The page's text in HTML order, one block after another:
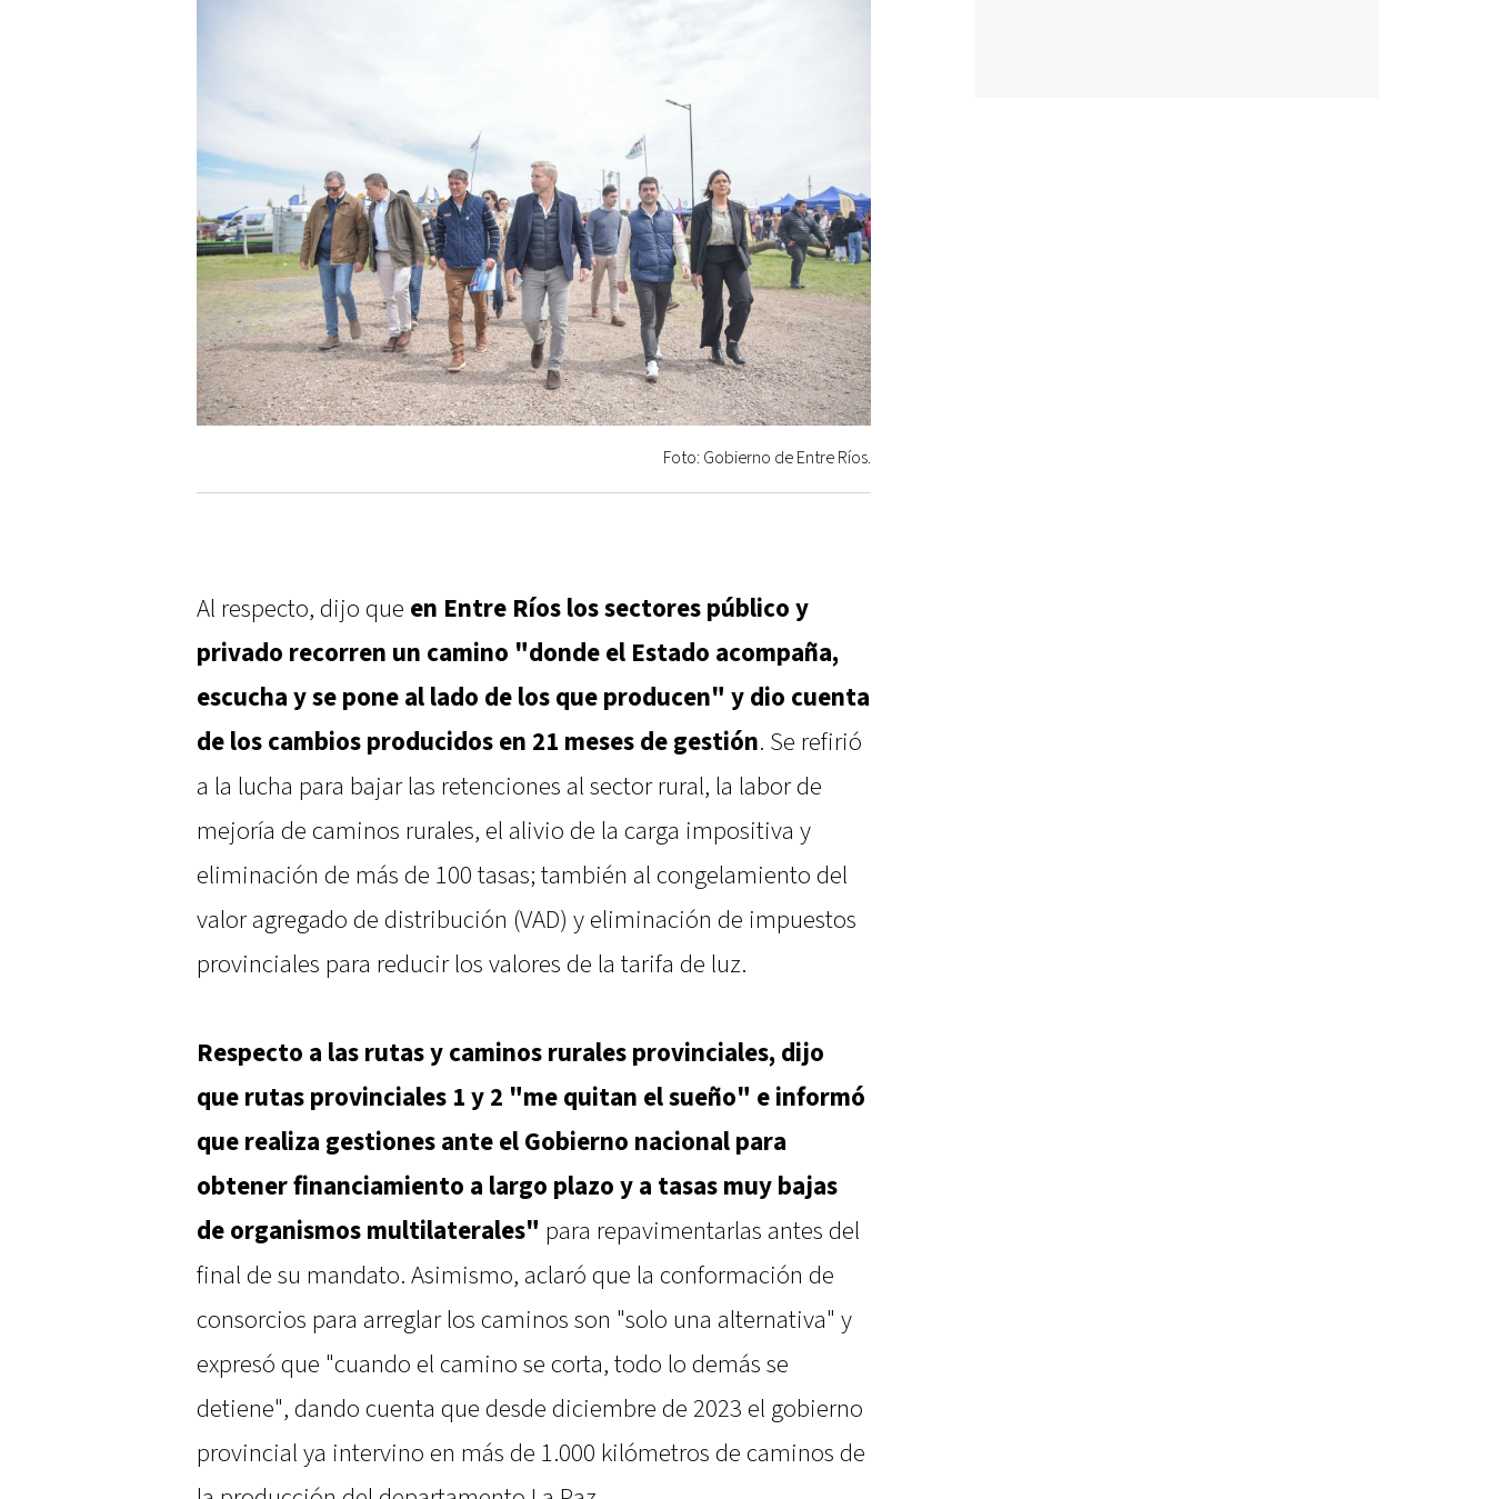
Foto: Gobierno de Entre Ríos.
Al respecto, dijo que en Entre Ríos los sectores público y
privado recorren un camino "donde el Estado acompaña,
escucha y se pone al lado de los que producen" y dio cuenta
de los cambios producidos en 21 meses de gestión. Se refirió
a la lucha para bajar las retenciones al sector rural, la labor de
mejoría de caminos rurales, el alivio de la carga impositiva y
eliminación de más de 100 tasas; también al congelamiento del
valor agregado de distribución (VAD) y eliminación de impuestos
provinciales para reducir los valores de la tarifa de luz.
Respecto a las rutas y caminos rurales provinciales, dijo
que rutas provinciales 1 y 2 "me quitan el sueño" e informó
que realiza gestiones ante el Gobierno nacional para
obtener financiamiento a largo plazo y a tasas muy bajas
de organismos multilaterales" para repavimentarlas antes del
final de su mandato. Asimismo, aclaró que la conformación de
consorcios para arreglar los caminos son "solo una alternativa" y
expresó que "cuando el camino se corta, todo lo demás se
detiene", dando cuenta que desde diciembre de 2023 el gobierno
provincial ya intervino en más de 1.000 kilómetros de caminos de